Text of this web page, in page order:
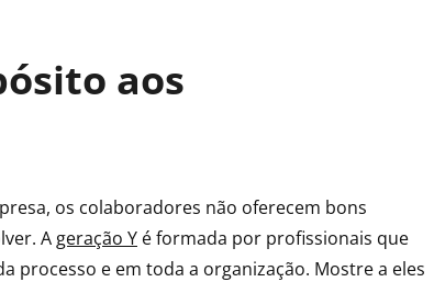
aos
os colaboradores não oferecem bons
A geração Y é formada por profissionais que
processo e em toda a organização. Mostre a eles